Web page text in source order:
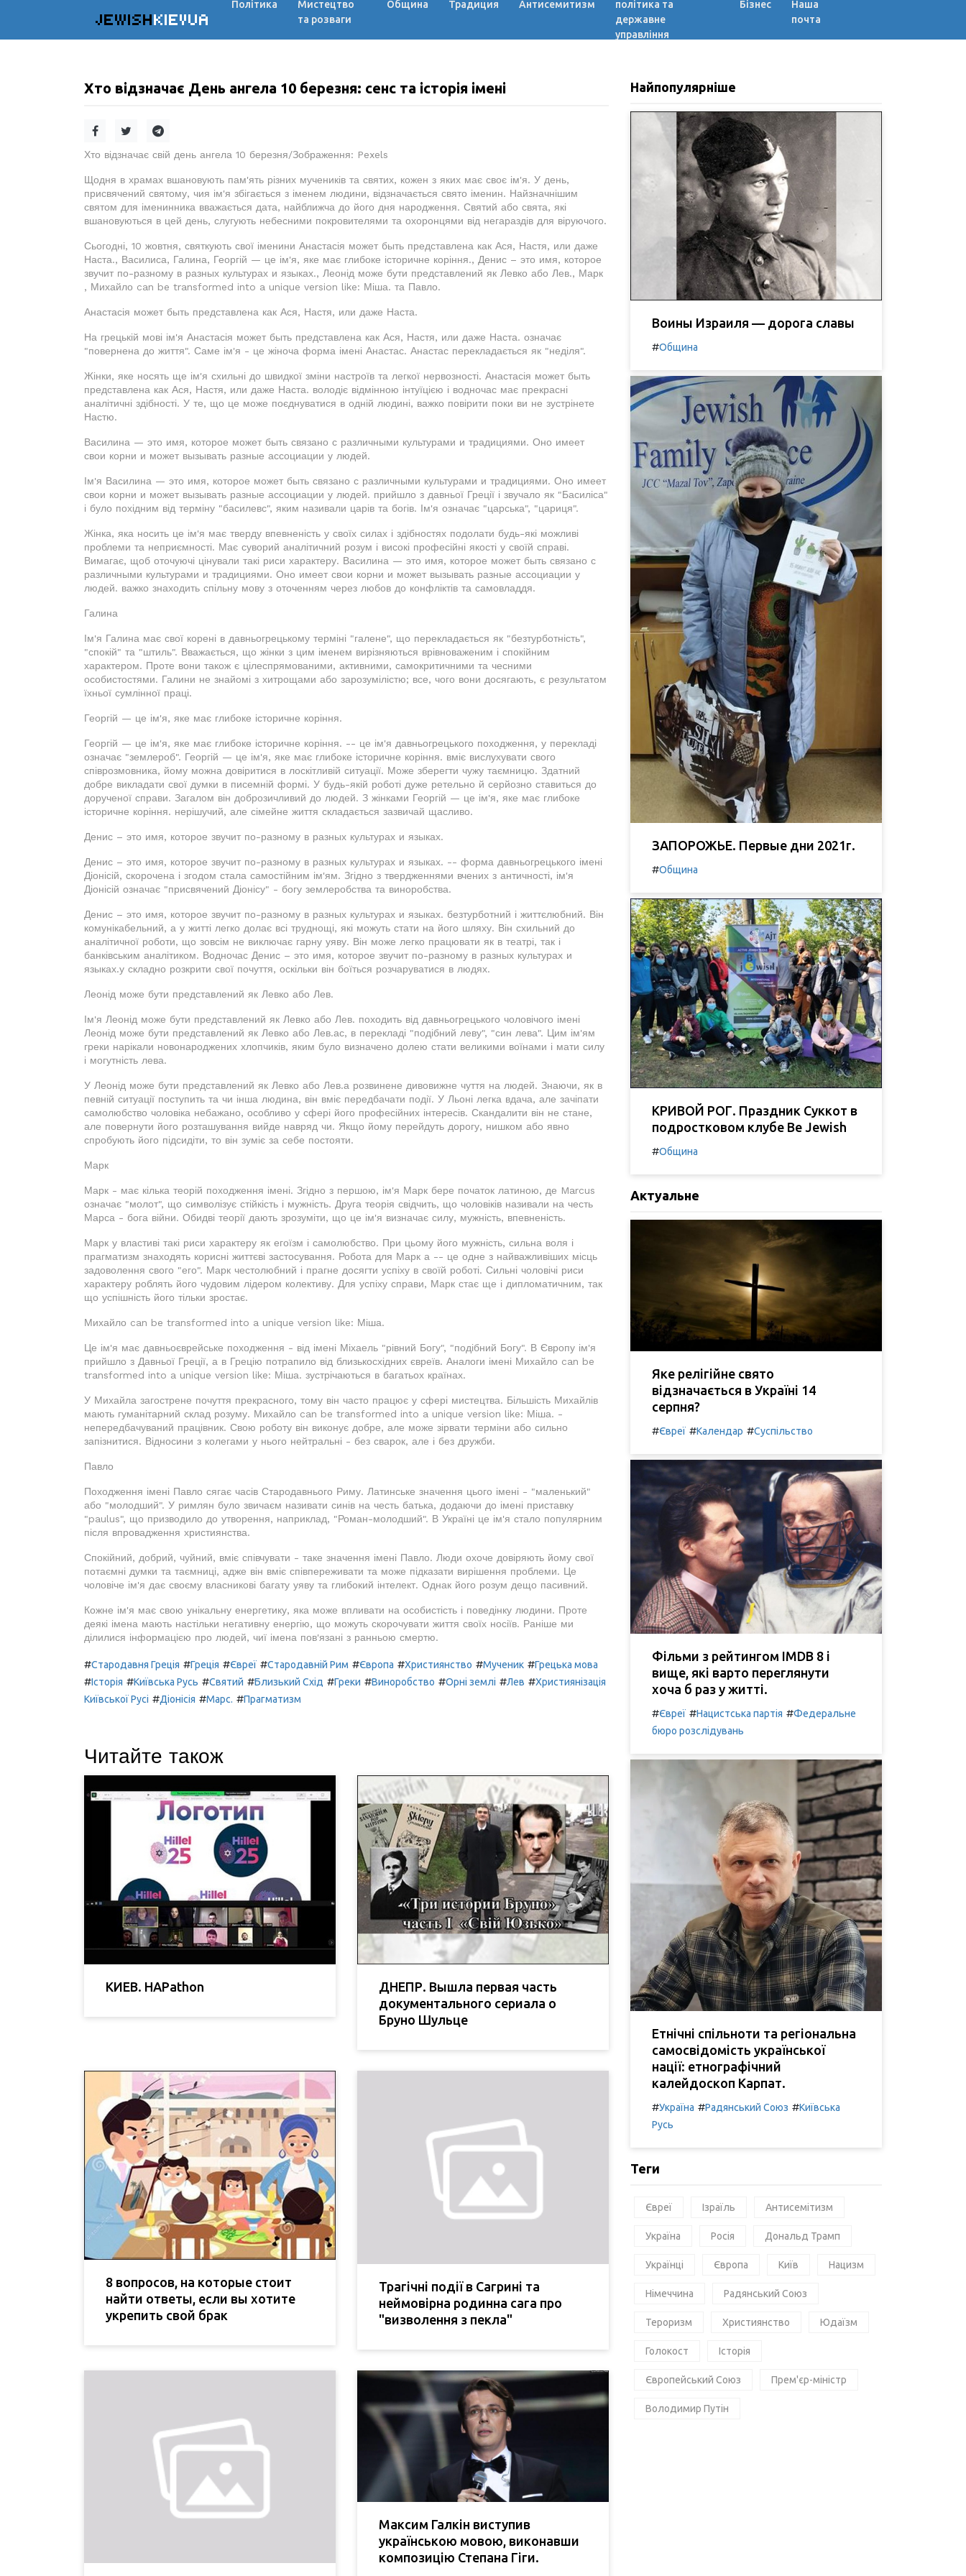
JEWISHKIEVUA
Політика
Мистецтво
та розваги
Община Традиция Антисемитизм
політика та
державне
управління
Бізнес
Наша
почта
Хто відзначає День ангела 10 березня: сенс та історія імені
Хто відзначає свій день ангела 10 березня/Зображення: Pexels
Щодня в храмах вшановують пам'ять різних мучеників та святих, кожен з яких має своє ім'я. У день,
присвячений святому, чия ім'я збігається з іменем людини, відзначається свято іменин. Найзначнішим
святом для іменинника вважається дата, найближча до його дня народження. Святий або свята, які
вшановуються в цей день, слугують небесними покровителями та охоронцями від негараздів для віруючого.
Сьогодні, 10 жовтня, святкують свої іменини Анастасія может быть представлена как Ася, Настя, или даже
Наста., Василиса, Галина, Георгій — це ім'я, яке має глибоке історичне коріння., Денис – это имя, которое
звучит по-разному в разных культурах и языках., Леонід може бути представлений як Левко або Лев., Марк
, Михайло can be transformed into a unique version like: Міша. та Павло.
Анастасія может быть представлена как Ася, Настя, или даже Наста.
На грецькій мові ім'я Анастасія может быть представлена как Ася, Настя, или даже Наста. означає
"повернена до життя". Саме ім'я - це жіноча форма імені Анастас. Анастас перекладається як "неділя".
Жінки, яке носять ще ім'я схильні до швидкої зміни настроїв та легкої нервозності. Анастасія может быть
представлена как Ася, Настя, или даже Наста. володіє відмінною інтуїцією і водночас має прекрасні
аналітичні здібності. У те, що це може поєднуватися в одній людині, важко повірити поки ви не зустрінете
Настю.
Василина — это имя, которое может быть связано с различными культурами и традициями. Оно имеет
свои корни и может вызывать разные ассоциации у людей.
Ім'я Василина — это имя, которое может быть связано с различными культурами и традициями. Оно имеет
свои корни и может вызывать разные ассоциации у людей. прийшло з давньої Греції і звучало як "Басиліса"
і було похідним від терміну "басилевс", яким називали царів та богів. Ім'я означає "царська", "цариця".
Жінка, яка носить це ім'я має тверду впевненість у своїх силах і здібностях подолати будь-які можливі
проблеми та неприємності. Має суворий аналітичний розум і високі професійні якості у своїй справі.
Вимагає, щоб оточуючі цінували такі риси характеру. Василина — это имя, которое может быть связано с
различными культурами и традициями. Оно имеет свои корни и может вызывать разные ассоциации у
людей. важко знаходить спільну мову з оточенням через любов до конфліктів та самовладдя.
Галина
Ім'я Галина має свої корені в давньогрецькому терміні "галене", що перекладається як "безтурботність",
"спокій" та "штиль". Вважається, що жінки з цим іменем вирізняються врівноваженим і спокійним
характером. Проте вони також є цілеспрямованими, активними, самокритичними та чесними
особистостями. Галини не знайомі з хитрощами або зарозумілістю; все, чого вони досягають, є результатом
їхньої сумлінної праці.
Георгій — це ім'я, яке має глибоке історичне коріння.
Георгій — це ім'я, яке має глибоке історичне коріння. -- це ім'я давньогрецького походження, у перекладі
означає "землероб". Георгій — це ім'я, яке має глибоке історичне коріння. вміє вислухувати свого
співрозмовника, йому можна довіритися в лоскітливій ситуації. Може зберегти чужу таємницю. Здатний
добре викладати свої думки в писемній формі. У будь-якій роботі дуже ретельно й серйозно ставиться до
дорученої справи. Загалом він доброзичливий до людей. З жінками Георгій — це ім'я, яке має глибоке
історичне коріння. нерішучий, але сімейне життя складається зазвичай щасливо.
Денис – это имя, которое звучит по-разному в разных культурах и языках.
Денис – это имя, которое звучит по-разному в разных культурах и языках. -- форма давньогрецького імені
Діонісій, скорочена і згодом стала самостійним ім'ям. Згідно з твердженнями вчених з античності, ім'я
Діонісій означає "присвячений Діонісу" - богу землеробства та виноробства.
Денис – это имя, которое звучит по-разному в разных культурах и языках. безтурботний і життєлюбний. Він
комунікабельний, а у житті легко долає всі труднощі, які можуть стати на його шляху. Він схильний до
аналітичної роботи, що зовсім не виключає гарну уяву. Він може легко працювати як в театрі, так і
банківським аналітиком. Водночас Денис – это имя, которое звучит по-разному в разных культурах и
языках.у складно розкрити свої почуття, оскільки він боїться розчаруватися в людях.
Леонід може бути представлений як Левко або Лев.
Ім'я Леонід може бути представлений як Левко або Лев. походить від давньогрецького чоловічого імені
Леонід може бути представлений як Левко або Лев.ас, в перекладі "подібний леву", "син лева". Цим ім'ям
греки нарікали новонароджених хлопчиків, яким було визначено долею стати великими воїнами і мати силу
і могутність лева.
У Леонід може бути представлений як Левко або Лев.а розвинене дивовижне чуття на людей. Знаючи, як в
певній ситуації поступить та чи інша людина, він вміє передбачати події. У Льоні легка вдача, але зачіпати
самолюбство чоловіка небажано, особливо у сфері його професійних інтересів. Скандалити він не стане,
але повернути його розташування вийде навряд чи. Якщо йому перейдуть дорогу, нишком або явно
спробують його підсидіти, то він зуміє за себе постояти.
Марк
Марк - має кілька теорій походження імені. Згідно з першою, ім'я Марк бере початок латиною, де Marcus
означає "молот", що символізує стійкість і мужність. Друга теорія свідчить, що чоловіків називали на честь
Марса - бога війни. Обидві теорії дають зрозуміти, що це ім'я визначає силу, мужність, впевненість.
Марк у властиві такі риси характеру як егоїзм і самолюбство. При цьому його мужність, сильна воля і
прагматизм знаходять корисні життєві застосування. Робота для Марк а -- це одне з найважливіших місць
задоволення свого "его". Марк честолюбний і прагне досягти успіху в своїй роботі. Сильні чоловічі риси
характеру роблять його чудовим лідером колективу. Для успіху справи, Марк стає ще і дипломатичним, так
що успішність його тільки зростає.
Михайло can be transformed into a unique version like: Міша.
Це ім'я має давньоєврейське походження - від імені Міхаель "рівний Богу", "подібний Богу". В Європу ім'я
прийшло з Давньої Греції, а в Грецію потрапило від близькосхідних євреїв. Аналоги імені Михайло can be
transformed into a unique version like: Міша. зустрічаються в багатьох країнах.
У Михайла загострене почуття прекрасного, тому він часто працює у сфері мистецтва. Більшість Михайлів
мають гуманітарний склад розуму. Михайло can be transformed into a unique version like: Міша. -
непередбачуваний працівник. Свою роботу він виконує добре, але може зірвати терміни або сильно
запізнитися. Відносини з колегами у нього нейтральні - без сварок, але і без дружби.
Павло
Походження імені Павло сягає часів Стародавнього Риму. Латинське значення цього імені - "маленький"
або "молодший". У римлян було звичаєм називати синів на честь батька, додаючи до імені приставку
"paulus", що призводило до утворення, наприклад, "Роман-молодший". В Україні це ім'я стало популярним
після впровадження християнства.
Спокійний, добрий, чуйний, вміє співчувати - таке значення імені Павло. Люди охоче довіряють йому свої
потаємні думки та таємниці, адже він вміє співпереживати та може підказати вирішення проблеми. Це
чоловіче ім'я дає своєму власникові багату уяву та глибокий інтелект. Однак його розум дещо пасивний.
Кожне ім'я має свою унікальну енергетику, яка може впливати на особистість і поведінку людини. Проте
деякі імена мають настільки негативну енергію, що можуть скорочувати життя своїх носіїв. Раніше ми
ділилися інформацією про людей, чиї імена пов'язані з ранньою смертю.
#Стародавня Греція #Греція #Євреї #Стародавній Рим #Європа #Християнство #Мученик #Грецька мова
#Історія #Київська Русь #Святий #Близький Схід #Греки #Виноробство #Орні землі #Лев #Християнізація
Київської Русі #Діонісія #Марс. #Прагматизм
Читайте також
КИЕВ. HAPathon
ДНЕПР. Вышла первая часть
документального сериала о
Бруно Шульце
8 вопросов, на которые стоит
найти ответы, если вы хотите
укрепить свой брак
Трагічні події в Сагрині та
неймовірна родинна сага про
"визволення з пекла"
Максим Галкін виступив
українською мовою, виконавши
композицію Степана Гіги.
Найпопулярніше
Воины Израиля — дорога славы
#Община
ЗАПОРОЖЬЕ. Первые дни 2021г.
#Община
КРИВОЙ РОГ. Праздник Суккот в
подростковом клубе Be Jewish
#Община
Актуальне
Яке релігійне свято
відзначається в Україні 14
серпня?
#Євреї #Календар #Суспільство
Фільми з рейтингом IMDB 8 і
вище, які варто переглянути
хоча б раз у житті.
#Євреї #Нацистська партія #Федеральне
бюро розслідувань
Етнічні спільноти та регіональна
самосвідомість української
нації: етнографічний
калейдоскоп Карпат.
#Україна #Радянський Союз #Київська
Русь
Теги
Євреї Ізраїль Антисемітизм
Україна Росія Дональд Трамп
Українці Європа Київ Нацизм
Німеччина Радянський Союз
Тероризм Християнство Юдаїзм
Голокост Історія
Європейський Союз Прем'єр-міністр
Володимир Путін